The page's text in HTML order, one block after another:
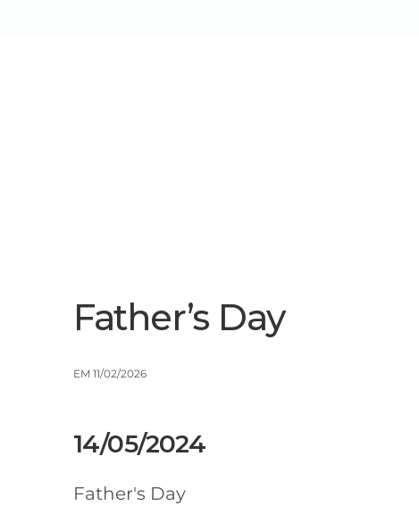
Father’s Day
EM 11/02/2026
14/05/2024
Father's Day